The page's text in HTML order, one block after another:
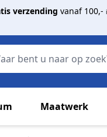
verzending vanaf 100,-
Maatwerk